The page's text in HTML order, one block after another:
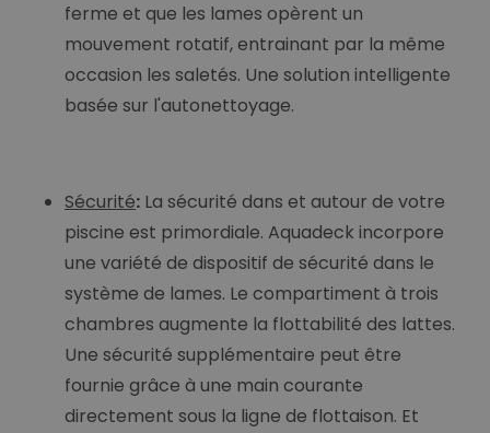
ferme et que les lames opèrent un
mouvement rotatif, entrainant par la même
occasion les saletés. Une solution intelligente
basée sur l'autonettoyage.
Sécurité: La sécurité dans et autour de votre
piscine est primordiale. Aquadeck incorpore
une variété de dispositif de sécurité dans le
système de lames. Le compartiment à trois
chambres augmente la flottabilité des lattes.
Une sécurité supplémentaire peut être
fournie grâce à une main courante
directement sous la ligne de flottaison. Et